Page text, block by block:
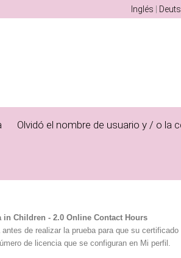
Inglés
Olvidó el nombre de usuario y / o la
in Children - 2.0 Online Contact Hours
de realizar la prueba para que su
de licencia que se configuran en Mi perfil.